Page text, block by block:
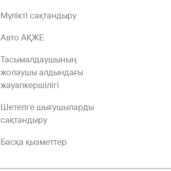
Мүлікті сақтандыру
Авто АҚЖЕ
Тасымалдаушының
жолаушы алдындағы
жауапкершілігі
Шетелге шығушыларды
сақтандыру
Басқа қызметтер